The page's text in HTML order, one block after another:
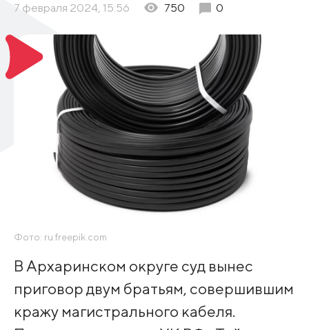
7 февраля 2024, 15:56 750 0
Фото: ru.freepik.com
В Архаринском округе суд вынес
приговор двум братьям, совершившим
кражу магистрального кабеля.